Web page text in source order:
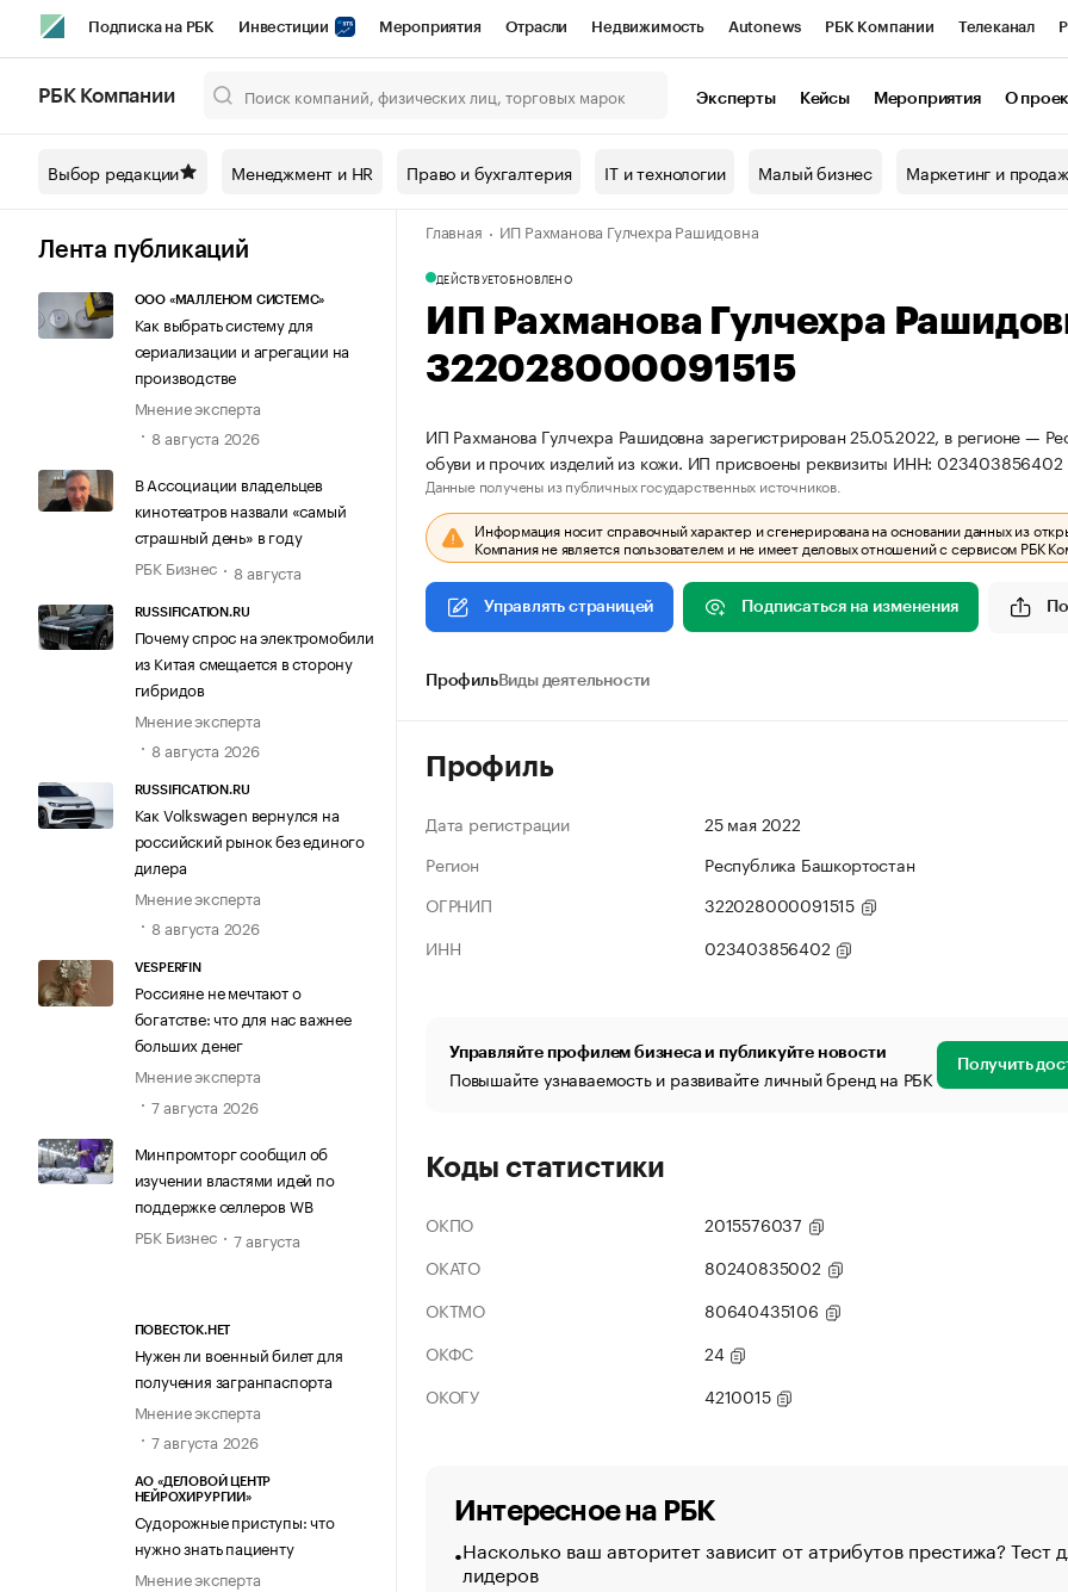
Подписка на РБК Инвестиции Мероприятия Отрасли Недвижимость Autonews РБК Компании Телеканал
Спецпроекты СПб Конференции СПб Спецпроекты Проверка контрагентов
Технологии и медиа Рынок наличной валюты
РБК Компании Эксперты Кейсы Мероприятия О
Выбор редакции Менеджмент и HR Право и бухгалтерия IT и технологии Малый бизнес Маркетинг и
Лента публикаций
ООО «МАЛЛЕНОМ СИСТЕМС»
Как выбрать систему для
сериализации и агрегации на
производстве
Мнение эксперта
8 августа 2026
В Ассоциации владельцев
кинотеатров назвали «самый
страшный день» в году
РБК Бизнес
8 августа
RUSSIFICATION.RU
Почему спрос на электромобили
из Китая смещается в сторону
гибридов
Мнение эксперта
8 августа 2026
RUSSIFICATION.RU
Как Volkswagen вернулся на
российский рынок без единого
дилера
Мнение эксперта
8 августа 2026
VESPERFIN
Россияне не мечтают о
богатстве: что для нас важнее
больших денег
Мнение эксперта
7 августа 2026
Минпромторг сообщил об
изучении властями идей по
поддержке селлеров WB
РБК Бизнес
7 августа
ПОВЕСТОК.НЕТ
Нужен ли военный билет для
получения загранпаспорта
Мнение эксперта
7 августа 2026
АО «ДЕЛОВОЙ ЦЕНТР
НЕЙРОХИРУРГИИ»
Судорожные приступы: что
нужно знать пациенту
Мнение эксперта
Главная ИП Рахманова Гулчехра Рашидовна
ДЕЙСТВУЕТОБНОВЛЕНО
ИП Рахманова Гулчехра
322028000091515
ИП Рахманова Гулчехра Рашидовна зарегистрирован 25.05.2022, в регионе —
обуви и прочих изделий из кожи. ИП присвоены реквизиты ИНН:
Данные получены из публичных государственных источников.
Информация носит справочный характер и сгенерирована на основании данных из
Компания не является пользователем и не имеет деловых отношений с сервисом РБК
Управлять страницей Подписаться на изменения
ПрофильВиды деятельности
Профиль
Дата регистрации
25 мая 2022
Регион
Республика Башкортостан
ОГРНИП
322028000091515
ИНН
023403856402
Управляйте профилем бизнеса и публикуйте новости
Повышайте узнаваемость и развивайте личный бренд на РБК Получить
Коды статистики
ОКПО
2015576037
ОКАТО
80240835002
ОКТМО
80640435106
ОКФС
24
ОКОГУ
4210015
Интересное на РБК
Насколько ваш авторитет зависит от атрибутов престижа? Тест
лидеров